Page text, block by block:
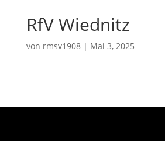
RfV Wiednitz
von rmsv1908| Mai 3, 2025